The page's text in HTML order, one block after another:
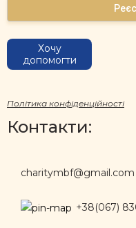
Хочу
допомогти
Політика конфіденційності
Контакти:
charitymbf@gmail.com
+38(067)